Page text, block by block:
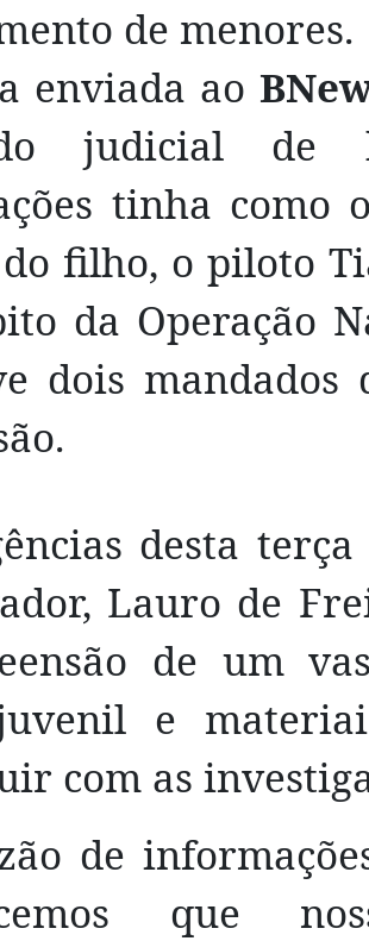
de menores.
enviada ao
judicial de
tinha como
filho, o piloto
da Operação
dois
desta
Lauro de
de um
e
com as
de
que